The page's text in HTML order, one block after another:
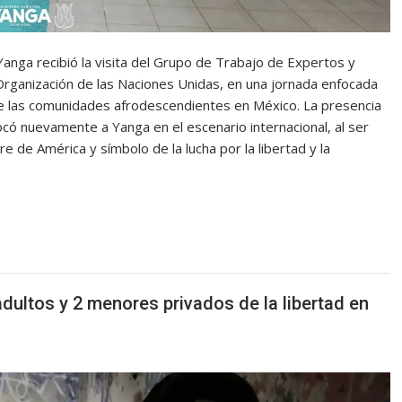
recibió la visita del Grupo de Trabajo de Expertos y
de las Naciones Unidas, en una jornada enfocada
comunidades afrodescendientes en México. La presencia
nuevamente a Yanga en el escenario internacional, al ser
de América y símbolo de la lucha por la libertad y la
y 2 menores privados de la libertad en